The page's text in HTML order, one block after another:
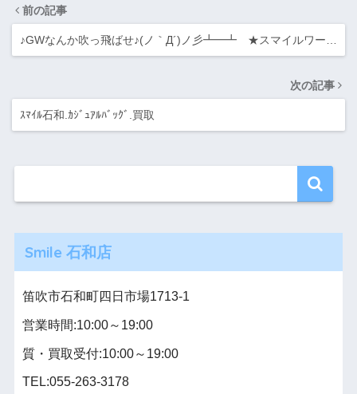
前の記事
♪GWなんか吹っ飛ばせ♪(ノ｀Д´)ノ彡┻━┻ ★スマイルワー…
次の記事
ｽﾏｲﾙ石和.ｶｼﾞｭｱﾙﾊﾞｯｸﾞ.買取
Smile 石和店
笛吹市石和町四日市場1713-1
営業時間:10:00～19:00
質・買取受付:10:00～19:00
TEL:055-263-3178